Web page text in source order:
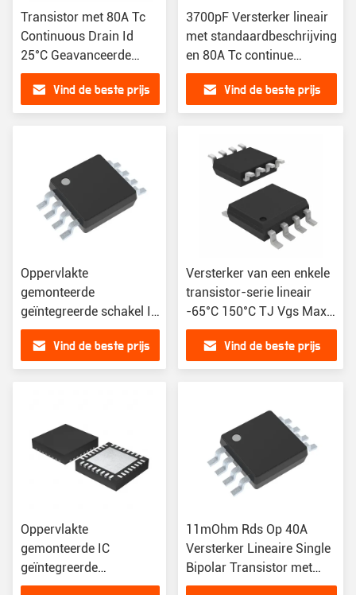
Transistor met 80A Tc
Continuous Drain Id
25°C Geavanceerde
geïntegreerde
schakelingen IC's
Vind de beste prijs
3700pF Versterker lineair
met standaardbeschrijving
en 80A Tc continue
stroomafvoer
Vind de beste prijs
Oppervlakte
gemonteerde
geïntegreerde schakel IC
chip met 4V Vgs Th Max
Idua 250Vind de beste prijs
Versterker van een enkele
transistor-serie lineair
-65°C 150°C TJ Vgs Max
±20V
Vind de beste prijs
Oppervlakte
gemonteerde IC
geïntegreerde
schakelchip met Rds On
11mOhm Rds Op 40A
Versterker Lineaire Single
Bipolar Transistor met
160nC Gate Charge